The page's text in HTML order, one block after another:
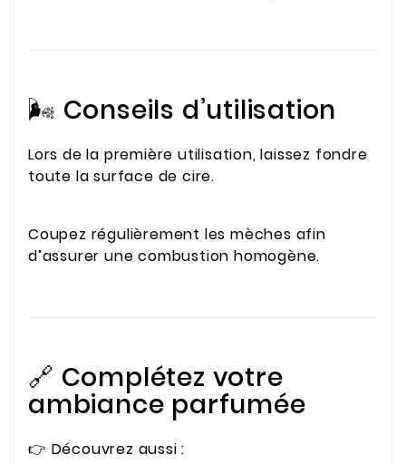
🌬️ Conseils d’utilisation
Lors de la première utilisation, laissez fondre
toute la surface de cire.
Coupez régulièrement les mèches afin
d’assurer une combustion homogène.
🔗 Complétez votre
ambiance parfumée
👉 Découvrez aussi :